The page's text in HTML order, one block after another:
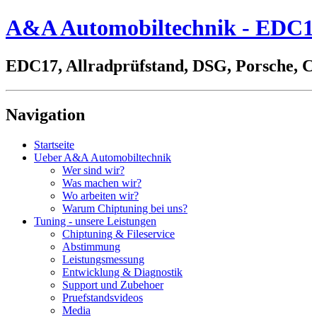
A&A Automobiltechnik -
EDC17, Allradprüfstand, DSG, Porsche,
Navigation
Startseite
Ueber A&A Automobiltechnik
Wer sind wir?
Was machen wir?
Wo arbeiten wir?
Warum Chiptuning bei uns?
Tuning - unsere Leistungen
Chiptuning & Fileservice
Abstimmung
Leistungsmessung
Entwicklung & Diagnostik
Support und Zubehoer
Pruefstandsvideos
Media